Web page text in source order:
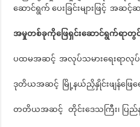
ဆောင်ရွက် ပေးခြင်းများဖြင့် အဆ
အမှုတစ်ခုကိုဖြေရှင်းဆောင်ရွက်ရာတွ
ပထမအဆင့် အလုပ်သမားရေးရာလုပ်
ဒုတိယအဆင့် မြို့နယ်ညှိနှိုင်းဖ
တတိယအဆင့် တိုင်းဒေသကြီး၊ ပ